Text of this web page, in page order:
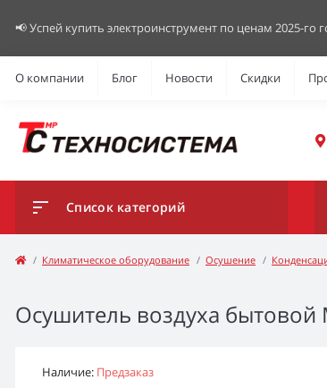
📢 Успей купить электроинструмент по ценам 2025-го
О компании Блог Новости Скидки
Список категорий
Климатическое оборудование Осушение
Осушитель воздуха бытовой
Наличие: Предзаказ